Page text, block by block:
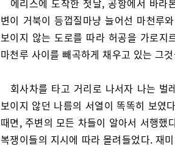
에리스에 도착한 첫날, 공항에서 바라
변이 거북이 등껍질마냥 늘어선 마천루
보이지 않는 도로를 따라 허공을 가로지
마천루 사이를 빼곡하게 채우고 있는 그
회사차를 타고 거리로 나서자 나는 벌
보이지 않던 나름의 서열이 똑똑히 보였
때면, 주변의 모든 차들이 알아서 서행했
복쟁이들의 지시에 따라 몰려들었다. 재